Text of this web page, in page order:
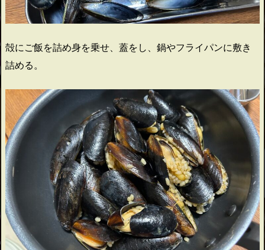
殻にご飯を詰め身を乗せ、蓋をし、鍋やフライパンに敷き
詰める。